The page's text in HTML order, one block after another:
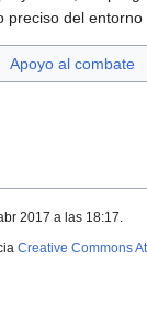
preciso del
Apoyo al combate
2017 a las 18:17.
Creative Commons